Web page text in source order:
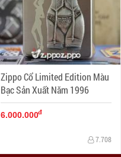
Zippo Cổ Limited Edition Màu
Bạc Sản Xuất Năm 1996
6.000.000đ
7.708